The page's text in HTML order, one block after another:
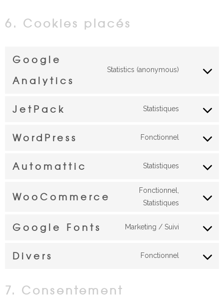
6. Cookies placés
Google
Analytics
Statistics (anonymous)
Consent
google-
JetPack Statistiques
Consent
service
WordPress Fonctionnel
Consent
service
Automattic Statistiques
Consent
service
WooCommerce
Fonctionnel,
Statistiques
Consent
service
Google Fonts Marketing / Suivi
Consent
service
Divers Fonctionnel
Consent
7. Consentement